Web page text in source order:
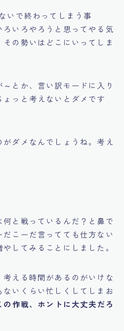
いで終わってしまう事
いろやろうと思ってやる気
の勢いはどこにいってしま
とか、言い訳モードに入り
っと考えないとダメです
ダメなんでしょうね。考え
何と戦っているんだ？と鼻で
こーだ言ってても仕方ない
してみることにしました。
える時間があるのがいけな
いくらい忙しくしてしまお
の作戦、ホントに大丈夫だろ